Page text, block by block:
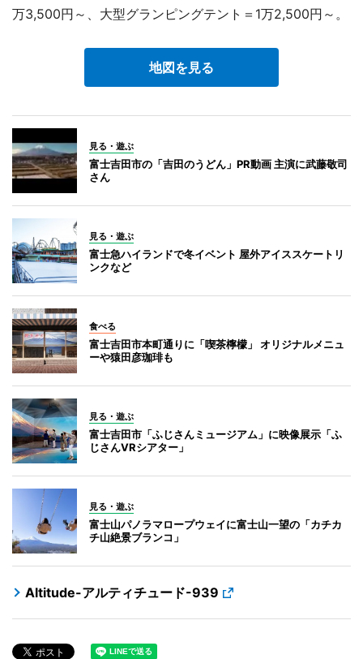
万3,500円～、大型グランピングテント＝1万2,500円～。
地図を見る
見る・遊ぶ
富士吉田市の「吉田のうどん」PR動画 主演に武藤敬司
さん
見る・遊ぶ
富士急ハイランドで冬イベント 屋外アイススケートリ
ンクなど
食べる
富士吉田市本町通りに「喫茶檸檬」 オリジナルメニュ
ーや猿田彦珈琲も
見る・遊ぶ
富士吉田市「ふじさんミュージアム」に映像展示「ふ
じさんVRシアター」
見る・遊ぶ
富士山パノラマロープウェイに富士山一望の「カチカ
チ山絶景ブランコ」
Altitude-アルティチュード-939